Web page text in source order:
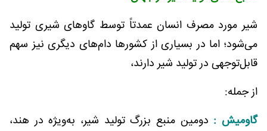
شیر مورد مصرف انسان عمدتاً توسط گاوهای شیری تولید
می‌شود؛ اما در بسیاری از کشورها دام‌های دیگری نیز سهم
قابل‌توجهی در تولید شیر دارند،
از جمله:
گاومیش : دومین منبع بزرگ تولید شیر، به‌ویژه در هند،